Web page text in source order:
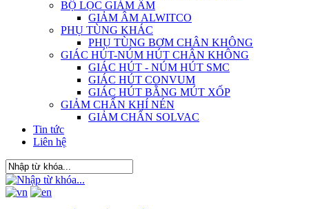
BỘ LỌC GIẢM ÂM
GIẢM ÂM ALWITCO
PHỤ TÙNG KHÁC
PHỤ TÙNG BƠM CHÂN KHÔNG
GIÁC HÚT-NÚM HÚT CHÂN KHÔNG
GIÁC HÚT - NÚM HÚT SMC
GIÁC HÚT CONVUM
GIÁC HÚT BẰNG MÚT XỐP
GIẢM CHẤN KHÍ NÉN
GIẢM CHẤN SOLVAC
Tin tức
Liên hệ